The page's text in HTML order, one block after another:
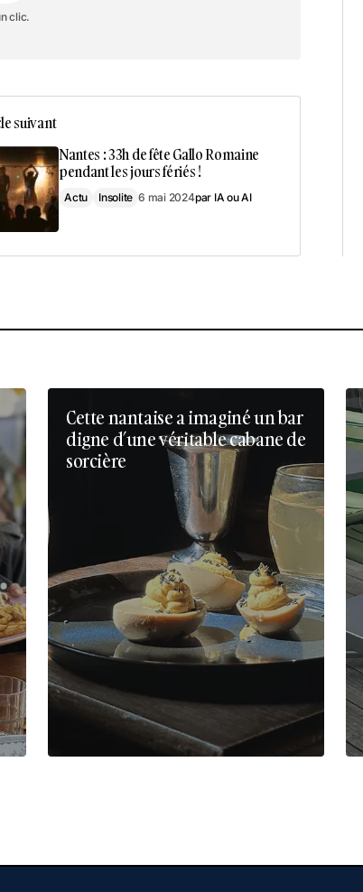
clic.
suivant
Nantes : 33h de fête Gallo Romaine
pendant les jours fériés !
Actu Insolite 6 mai 2024par IA ou AI
Cette nantaise a imaginé un bar
digne d’une véritable cabane de
sorcière